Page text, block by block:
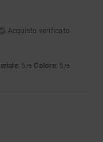
Acquisto verificato
: 5 /5 Colore: 5 /5